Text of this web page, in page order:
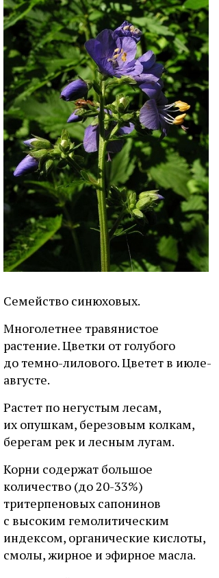
Семейство синюховых.
Многолетнее травянистое
растение. Цветки от голубого
до темно-лилового. Цветет в июле-
августе.
Растет по негустым лесам,
их опушкам, березовым колкам,
берегам рек и лесным лугам.
Корни содержат большое
количество (до 20-33%)
тритерпеновых сапонинов
с высоким гемолитическим
индексом, органические кислоты,
смолы, жирное и эфирное масла.